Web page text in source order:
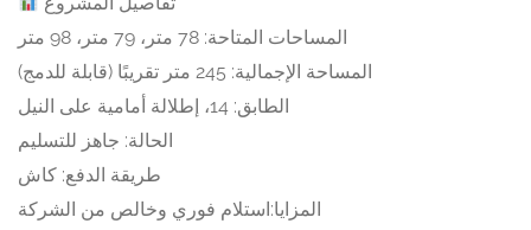
المساحات المتاحة: 78 متر، 79 متر، 98 متر
المساحة الإجمالية: 245 متر تقريبًا (قابلة للدمج)
الطابق: 14، إطلالة أمامية على النيل
الحالة: جاهز للتسليم
طريقة الدفع: كاش
المزايا:استلام فوري وخالص من الشركة